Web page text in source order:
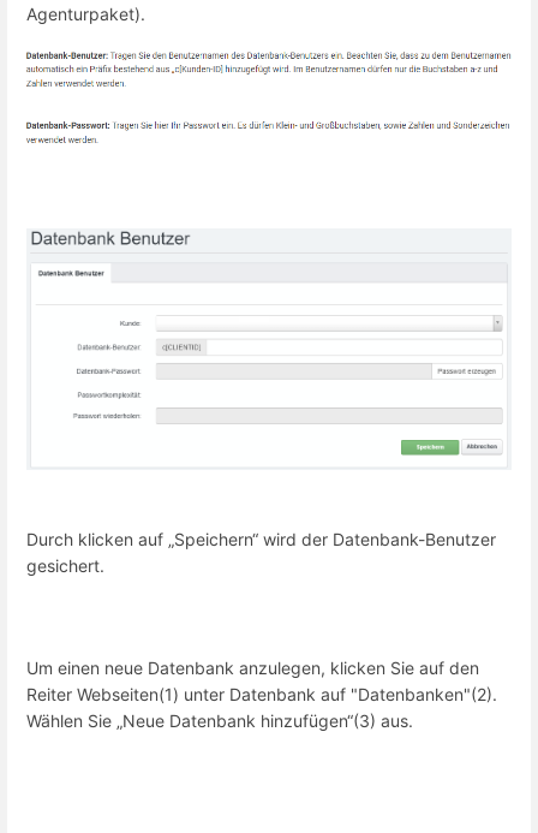
Agenturpaket).
Durch klicken auf „Speichern“ wird der Datenbank-Benutzer
gesichert.
Um einen neue Datenbank anzulegen, klicken Sie auf den
Reiter Webseiten(1) unter Datenbank auf "Datenbanken"(2).
Wählen Sie „Neue Datenbank hinzufügen“(3) aus.